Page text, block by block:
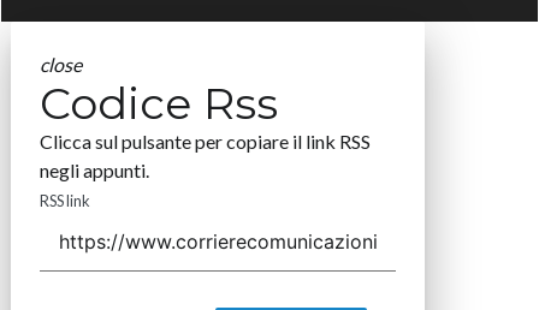
close
Codice Rss
Clicca sul pulsante per copiare il link RSS
negli appunti.
RSS link